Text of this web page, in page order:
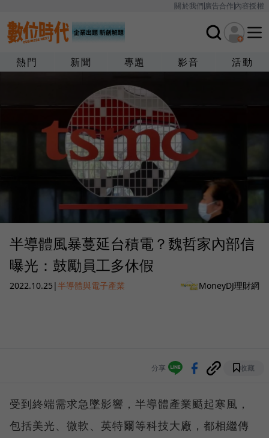
關於我們廣告合作內容授權
熱門 新聞 專題 影音 活動
半導體風暴蔓延台積電？魏哲家內部信
曝光：鼓勵員工多休假
2022.10.25 |半導體與電子產業 MoneyDJ理財網
分享 收藏
受到終端需求急墜影響，半導體產業颳起寒風，
包括美光、微軟、英特爾等科技大廠，都相繼傳